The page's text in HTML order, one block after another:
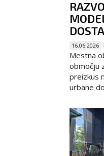
16.06.2026
Mestna
območju
preizkus
urbane